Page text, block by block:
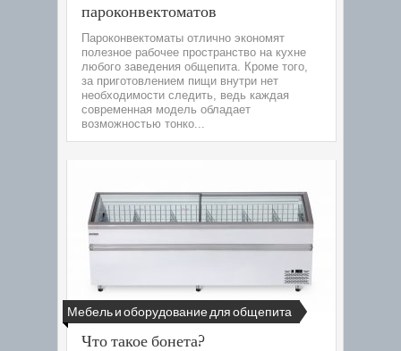
пароконвектоматов
Пароконвектоматы отлично экономят
полезное рабочее пространство на кухне
любого заведения общепита. Кроме того,
за приготовлением пищи внутри нет
необходимости следить, ведь каждая
современная модель обладает
возможностью тонко...
Мебель и оборудование для общепита
Что такое бонета?